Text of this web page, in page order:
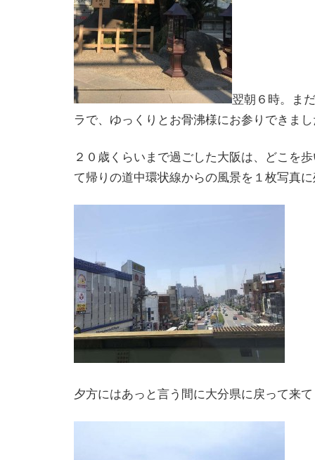
翌朝６時。ま
ラで、ゆっくりとお骨沸様にお参りできま
２０歳くらいまで過ごした大阪は、どこを
て帰りの道中環状線からの風景を１枚写真
夕方にはあっと言う間に大分県に戻って来て